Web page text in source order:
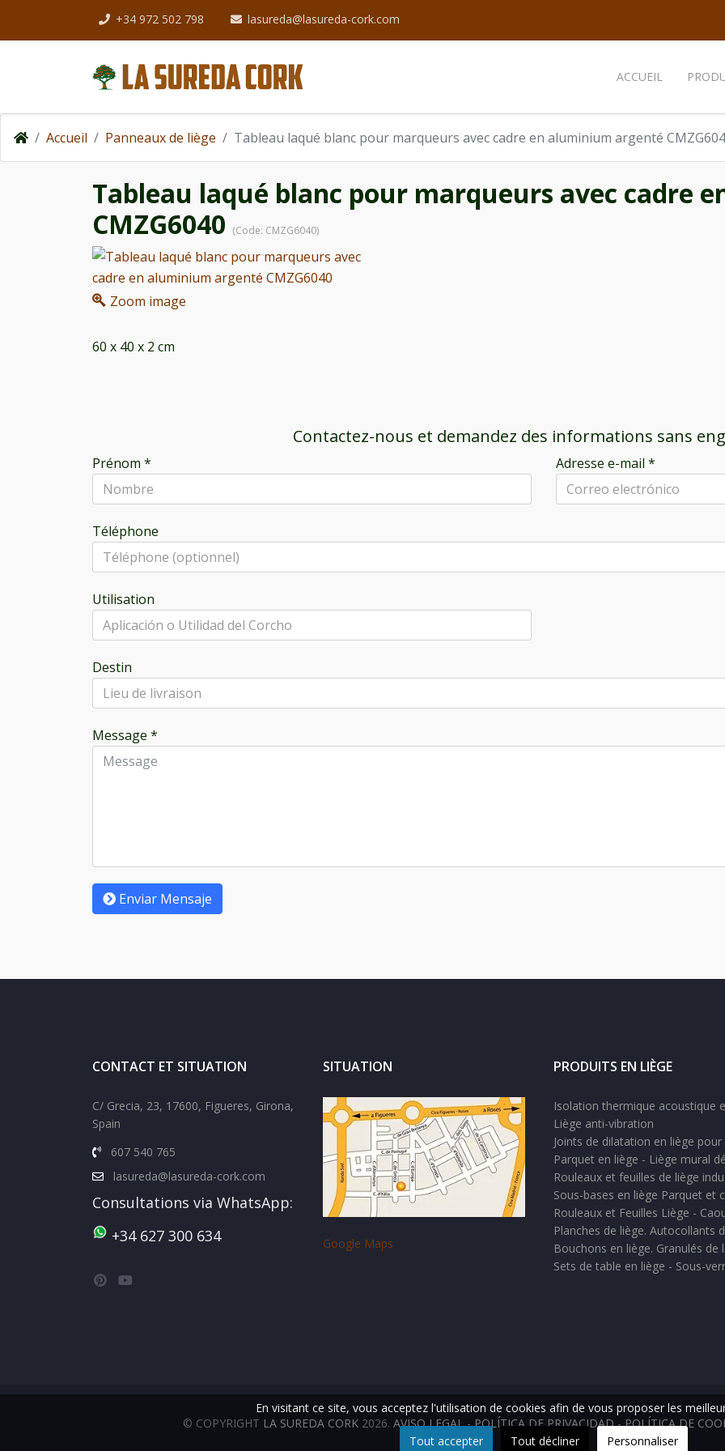
+34 972 502 798 lasureda@lasureda-cork.com
ACCUEIL
Accueil Panneaux de liège Tableau laqué blanc pour marqueurs avec cadre en aluminium argenté
Tableau laqué blanc pour marqueurs avec cadre
CMZG6040 (Code: CMZG6040)
Zoom image
60 x 40 x 2 cm
Contactez-nous et demandez des informations sans
Prénom * Adresse e-mail *
Téléphone
Utilisation
Destin
Message *
Enviar Mensaje
CONTACT ET SITUATION
C/ Grecia, 23, 17600, Figueres, Girona,
Spain
607 540 765
lasureda@lasureda-cork.com
Consultations via WhatsApp:
+34 627 300 634
SITUATION
Google Maps
PRODUITS EN LIÈGE
Isolation thermique acoustique
Liège anti-vibration
Joints de dilatation en liège
Parquet en liège - Liège mural
Rouleaux et feuilles de liège
Sous-bases en liège Parquet et
Rouleaux et Feuilles Liège -
Planches de liège. Autocollants
Bouchons en liège. Granulés de
Sets de table en liège - Sous-
© COPYRIGHT LA SUREDA CORK2026. AVISO LEGAL-POLÍTICA DE PRIVACIDAD-POLÍTICA DE
En visitant ce site, vous acceptez l'utilisation de cookies afin de vous proposer les
Tout accepter Tout décliner Personnaliser